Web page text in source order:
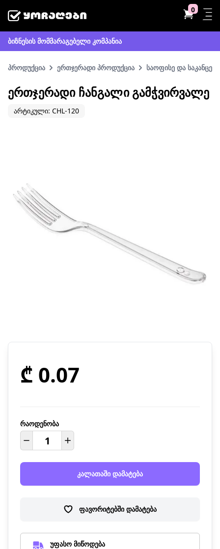
0
ბიზნესის მომმარაგებელი კომპანია
პროდუქცია ერთჯერადი პროდუქცია საოფისე და
ᲔᲠᲗᲯᲔᲠᲐᲓᲘ ᲩᲐᲜᲒᲐᲚᲘ ᲒᲐᲛᲭᲕᲘᲠᲕᲐᲚᲔ
არტიკული: CHL-120
₾ 0.07
რაოდენობა
კალათაში დამატება
ფავორიტებში დამატება
უფასო მიწოდება